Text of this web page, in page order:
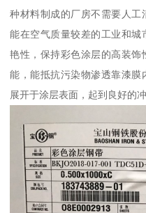
种材料制成的厂房不需要人
能在空气质量较差的工业和
艳性，保持彩色涂层的高装饰
能，能抵抗污染物渗透靠漆膜
展开于涂层表面，起到良好的冲